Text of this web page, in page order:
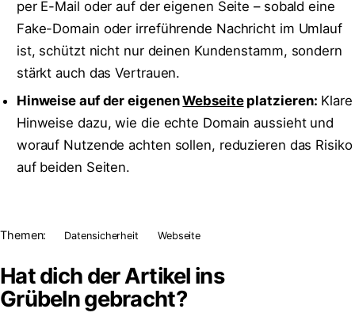
per E-Mail oder auf der eigenen Seite – sobald eine
Fake-Domain oder irreführende Nachricht im Umlauf
ist, schützt nicht nur deinen Kundenstamm, sondern
stärkt auch das Vertrauen.
Hinweise auf der eigenenWebseiteplatzieren: Klare
Hinweise dazu, wie die echte Domain aussieht und
worauf Nutzende achten sollen, reduzieren das Risiko
auf beiden Seiten.
Themen: Datensicherheit Webseite
Hat dich der Artikel ins
Grübelngebracht?